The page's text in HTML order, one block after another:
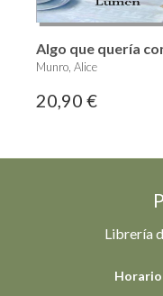
Algo que quería
Munro, Alice
20,90 €
Librería
Horario